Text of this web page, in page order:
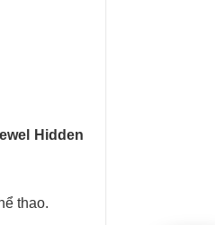
Hidden
thao.